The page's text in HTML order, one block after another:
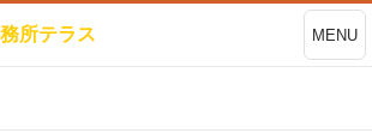
所テラス MENU